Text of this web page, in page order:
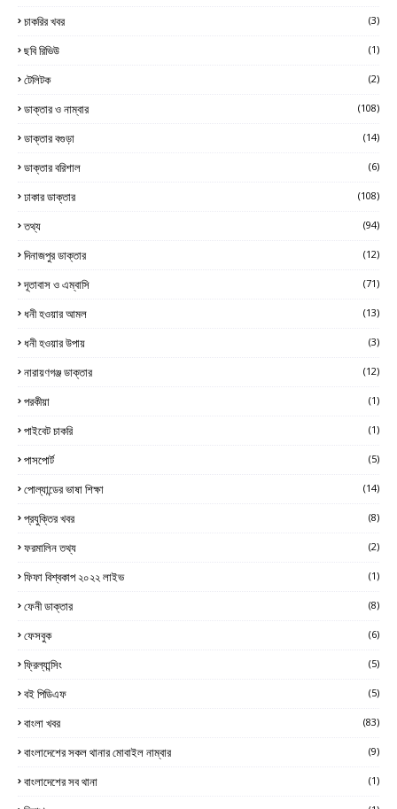
চাকরির খবর (3)
ছবি রিভিউ (1)
টেলিটক (2)
ডাক্তার ও নাম্বার (108)
ডাক্তার বগুড়া (14)
ডাক্তার বরিশাল (6)
ঢাকার ডাক্তার (108)
তথ্য (94)
দিনাজপুর ডাক্তার (12)
দূতাবাস ও এম্বাসি (71)
ধনী হওয়ার আমল (13)
ধনী হওয়ার উপায় (3)
নারায়ণগঞ্জ ডাক্তার (12)
পরকীয়া (1)
পাইবেট চাকরি (1)
পাসপোর্ট (5)
পোল্যান্ডের ভাষা শিক্ষা (14)
প্রযুক্তির খবর (8)
ফরমালিন তথ্য (2)
ফিফা বিশ্বকাপ ২০২২ লাইভ (1)
ফেনী ডাক্তার (8)
ফেসবুক (6)
ফ্রিল্যান্সিং (5)
বই পিডিএফ (5)
বাংলা খবর (83)
বাংলাদেশের সকল থানার মোবাইল নাম্বার (9)
বাংলাদেশের সব থানা (1)